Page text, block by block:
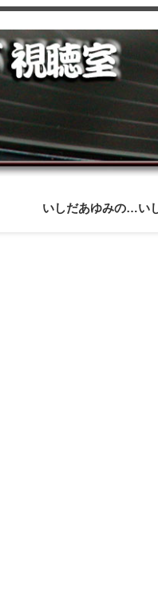
いしだあゆみの歌（Victor）